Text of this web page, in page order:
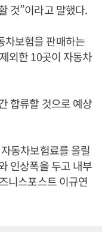
것”이라고 말했다.
차보험을 판매하는
외한 10곳이 자동차
합류할 것으로 예상
동차보험료를 올릴
인상폭을 두고 내부
니스포스트 이규연